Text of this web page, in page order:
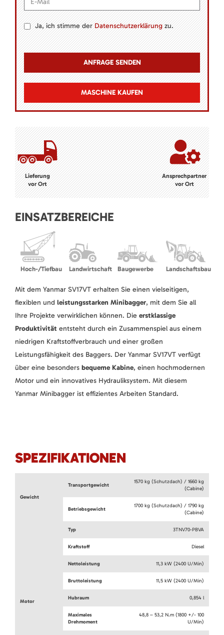
Ja, ich stimme derDatenschutzerklärungzu.
MASCHINE KAUFEN
Lieferung
vor Ort
Ansprechpartner
vor Ort
EINSATZBEREICHE
Hoch-/Tiefbau Landwirtschaft Baugewerbe Landschaftsbau
Mit dem Yanmar SV17VT erhalten Sie einen vielseitigen,
flexiblen und leistungsstarken Minibagger, mit dem Sie all
Ihre Projekte verwirklichen können. Die erstklassige
Produktivität entsteht durch ein Zusammenspiel aus einem
niedrigen Kraftstoffverbrauch und einer großen
Leistungsfähigkeit des Baggers. Der Yanmar SV17VT verfügt
über eine besonders bequeme Kabine, einen hochmodernen
Motor und ein innovatives Hydrauliksystem. Mit diesem
Yanmar Minibagger ist effizientes Arbeiten Standard.
SPEZIFIKATIONEN
Gewicht
Transportgewicht
1570 kg (Schutzdach) / 1660 kg
(Cabine)
Betriebsgewicht
1700 kg (Schutzdach) / 1790 kg
(Cabine)
Motor
Typ 3TNV70-PBVA
Kraftstoff Diesel
Nettoleistung 11,3 kW (2400 U/Min)
Bruttoleistung 11,5 kW (2400 U/Min)
Hubraum 0,854 l
Maximales
Drehmoment
48,8 – 53,2 N.m (1800 +/- 100
U/Min)